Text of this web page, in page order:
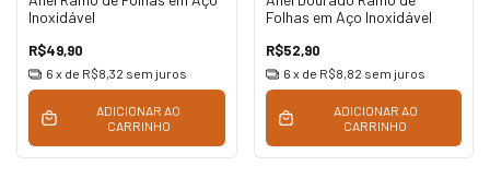
Inoxidável
R$49,90
6 x de R$8,32 sem juros
ADICIONAR AO
CARRINHO
Folhas em Aço Inoxidável
R$52,90
6 x de R$8,82 sem juros
ADICIONAR AO
CARRINHO